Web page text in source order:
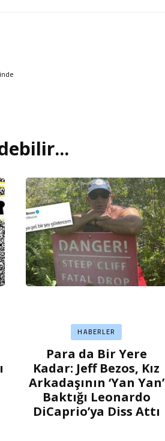
HABERLER
Para da Bir Yere
Kadar: Jeff Bezos, Kız
Arkadaşının ‘Yan Yan’
Baktığı Leonardo
DiCaprio’ya Diss Attı